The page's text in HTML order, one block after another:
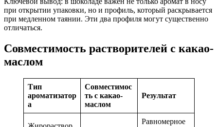
при открытии упаковки, но и профиль, который раскрывается
при медленном таянии. Эти два профиля могут существенно
отличаться.
Совместимость растворителей с какао-
маслом
Тип
ароматизатор
а
Совместимос
ть с какао-
маслом
Результат
Равномерное